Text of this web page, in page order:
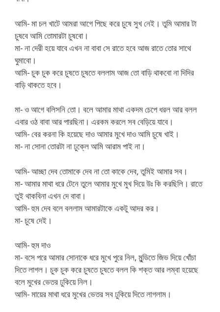
আমি- মা চল খাটে আমরা আগে পিছে করে চুষে সুখ নেই। তুমি আমার টা
চুষবে আমি তোমারটা চুষবো।
মা- না দেরী হয়ে যাবে এখন না বাবা সে রাতে হবে আজ রাতে তোর সাথে
ঘুমাবো।
আমি- চুক চুক করে চুষতে চুষতে বললাম আজ তো বাড়ি থাকবো না দিদির
বাড়ি থাকতে হবে।
মা- ও আগে বলিসনি তো। বলে আমার মাথা একদম চেপে ধরল আর বলল
এবার ওঠ বাবা আর পারছিনা। এরকম করলে সব বেড়িয়ে যাবে।
আমি- বের করনা কি হয়েছে দাও আমার মুখে দাও আমি চুষে খাই।
মা- না সোনা তোরটা না ঢুক্লে আমি আরাম পাই না।
আমি- আচ্ছা দেব তোমাকে দেব না তো কাকে দেব, তুমিই আমার সব।
মা- আমার মাথা ধরে টেনে তুলে আমার মুখে মুখ দিয়ে উঃ কি করছিলি। রাতে
তুই থাকবিনা এখন দে বাবা।
আমি- হুম দেব বলে বললাম আমারটাকে একটু আদর কর।
মা- চুষে দেই।
আমি- হুম দাও
মা- বসে পরে আমার সোনাকে ধরে মুখে পুরে নিল, মুন্ডিতে জিভ দিয়ে খোঁচা
দিতে লাগল। চুক চুক করে চুষতে চুষতে বলল কি শক্ত আর লম্বা হয়েছে
বলে মুখের ভেতর ঢুকিয়ে নিল।
আমি- মায়ের মাথা ধরে মুখের ভেতর সব ঢুকিয়ে দিতে লাগলাম।